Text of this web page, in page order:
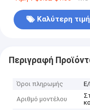
Καλύτερη τιμή
Περιγραφή
Όροι πληρωμής
Αριθμό μοντέλου